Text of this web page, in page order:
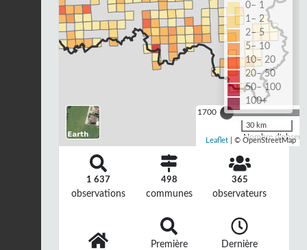
1700
Nombre
0– 1
1– 2
2– 5
5– 10
10– 20
20– 50
50– 100
100+
30 km
Leaflet | © OpenStreetMap
1 637
observations
498
communes
365
observateurs
Première
Dernière